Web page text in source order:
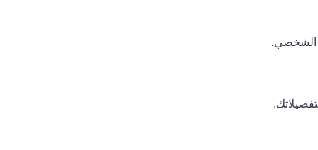
الشخصي.